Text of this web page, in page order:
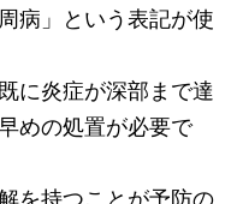
病」という表記が使
に炎症が深部まで達
めの処置が必要で
を持つことが予防の